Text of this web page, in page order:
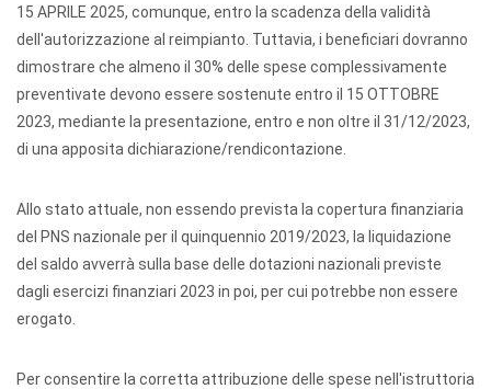
15 APRILE 2025, comunque, entro la scadenza della validità
dell'autorizzazione al reimpianto. Tuttavia, i beneficiari dovranno
dimostrare che almeno il 30% delle spese complessivamente
preventivate devono essere sostenute entro il 15 OTTOBRE
2023, mediante la presentazione, entro e non oltre il 31/12/2023,
di una apposita dichiarazione/rendicontazione.
Allo stato attuale, non essendo prevista la copertura finanziaria
del PNS nazionale per il quinquennio 2019/2023, la liquidazione
del saldo avverrà sulla base delle dotazioni nazionali previste
dagli esercizi finanziari 2023 in poi, per cui potrebbe non essere
erogato.
Per consentire la corretta attribuzione delle spese nell'istruttoria